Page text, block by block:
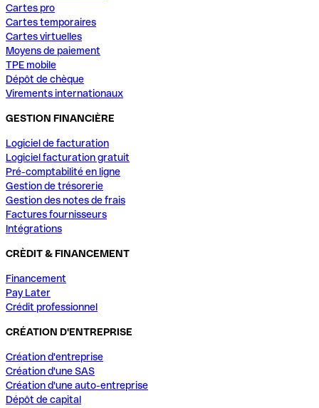
Cartes pro
Cartes temporaires
Cartes virtuelles
Moyens de paiement
TPE mobile
Dépôt de chèque
Virements internationaux
GESTION FINANCIÈRE
Logiciel de facturation
Logiciel facturation gratuit
Pré-comptabilité en ligne
Gestion de trésorerie
Gestion des notes de frais
Factures fournisseurs
Intégrations
CRÈDIT & FINANCEMENT
Financement
Pay Later
Crédit professionnel
CRÉATION D'ENTREPRISE
Création d'entreprise
Création d'une SAS
Création d'une auto-entreprise
Dépôt de capital